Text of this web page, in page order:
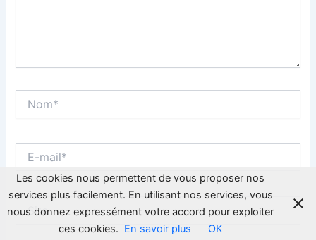
mail*
Site
Les cookies nous permettent de vous proposer nos
services plus facilement. En utilisant nos services, vous
nous donnez expressément votre accord pour exploiter
ces cookies. En savoir plus OK